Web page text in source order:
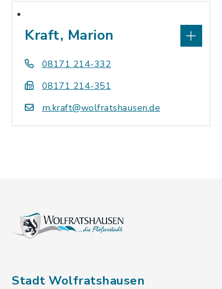
Kraft, Marion
08171 214-332
08171 214-351
m.kraft@wolfratshausen.de
Stadt Wolfratshausen